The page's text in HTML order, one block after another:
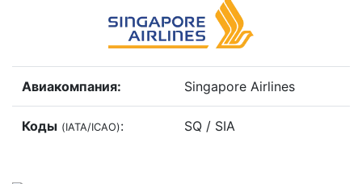
Авиакомпания: Singapore Airlines
Коды (IATA/ICAO): SQ / SIA